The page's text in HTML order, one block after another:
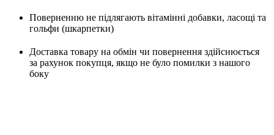
Поверненню не підлягають вітамінні добавки, ласощі та
гольфи (шкарпетки)
Доставка товару на обмін чи повернення здійснюється
за рахунок покупця, якщо не було помилки з нашого
боку